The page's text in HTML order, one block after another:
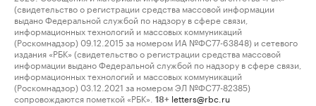
(свидетельство о регистрации средства массовой информации
выдано Федеральной службой по надзору в сфере связи,
информационных технологий и массовых коммуникаций
(Роскомнадзор) 09.12.2015 за номером ИА №ФС77-63848) и сетевого
издания «РБК» (свидетельство о регистрации средства массовой
информации выдано Федеральной службой по надзору в сфере связи,
информационных технологий и массовых коммуникаций
(Роскомнадзор) 03.12.2021 за номером ЭЛ №ФС77-82385)
сопровождаются пометкой «РБК».
18+ letters@rbc.ru